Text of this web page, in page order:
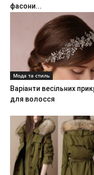
фасони...
Мода та стиль
Варіанти весільних
для волосся